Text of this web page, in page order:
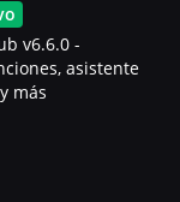
v6.6.0 -
asistente
más